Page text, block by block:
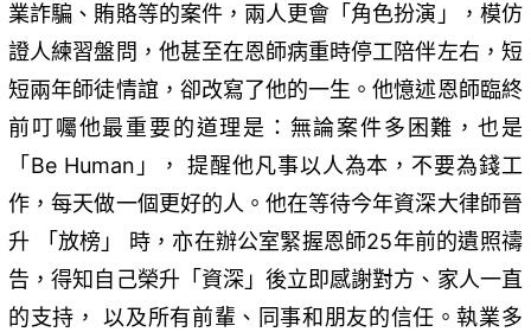
業詐騙、賄賂等的案件，兩人更會「角色扮演」，模仿
證人練習盤問，他甚至在恩師病重時停工陪伴左右，短
短兩年師徒情誼，卻改寫了他的一生。他憶述恩師臨終
前叮囑他最重要的道理是：無論案件多困難，也是
「Be Human」， 提醒他凡事以人為本，不要為錢工
作，每天做一個更好的人。他在等待今年資深大律師晉
升 「放榜」 時，亦在辦公室緊握恩師25年前的遺照禱
告，得知自己榮升「資深」後立即感謝對方、家人一直
的支持， 以及所有前輩、同事和朋友的信任。執業多